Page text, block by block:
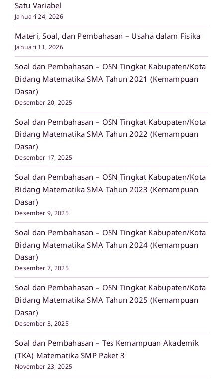
Satu Variabel
Januari 24, 2026
Materi, Soal, dan Pembahasan – Usaha dalam Fisika
Januari 11, 2026
Soal dan Pembahasan – OSN Tingkat Kabupaten/Kota
Bidang Matematika SMA Tahun 2021 (Kemampuan
Dasar)
Desember 20, 2025
Soal dan Pembahasan – OSN Tingkat Kabupaten/Kota
Bidang Matematika SMA Tahun 2022 (Kemampuan
Dasar)
Desember 17, 2025
Soal dan Pembahasan – OSN Tingkat Kabupaten/Kota
Bidang Matematika SMA Tahun 2023 (Kemampuan
Dasar)
Desember 9, 2025
Soal dan Pembahasan – OSN Tingkat Kabupaten/Kota
Bidang Matematika SMA Tahun 2024 (Kemampuan
Dasar)
Desember 7, 2025
Soal dan Pembahasan – OSN Tingkat Kabupaten/Kota
Bidang Matematika SMA Tahun 2025 (Kemampuan
Dasar)
Desember 3, 2025
Soal dan Pembahasan – Tes Kemampuan Akademik
(TKA) Matematika SMP Paket 3
November 23, 2025